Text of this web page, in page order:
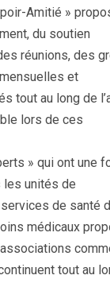
Amitié »
du soutien
réunions, des
et
tout au long de
lors de ces
» qui ont une
les unités de
de santé
médicaux
tout au